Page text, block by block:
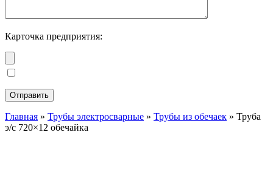
Карточка предприятия:
Главная » Трубы электросварные » Трубы из обечаек » Труба
э/c 720×12 обечайка